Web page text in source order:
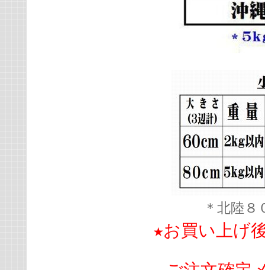
＊北陸
★お買い上げ